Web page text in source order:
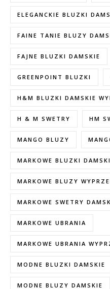
ELEGANCKIE BLUZKI
FAINE TANIE BLUZY
FAJNE BLUZKI DAMSKIE
GREENPOINT BLUZKI
H&M BLUZKI DAMSKIE
H & M SWETRY HM
MANGO BLUZY
MARKOWE BLUZKI
MARKOWE BLUZY
MARKOWE SWETRY
MARKOWE UBRANIA
MARKOWE UBRANIA
MODNE BLUZKI DAMSKIE
MODNE BLUZY DAMSKIE